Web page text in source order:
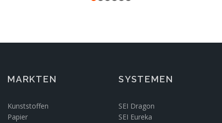
MARKTEN
Kunststoffen
Papier
SYSTEMEN
SEI Dragon
SEI Eureka